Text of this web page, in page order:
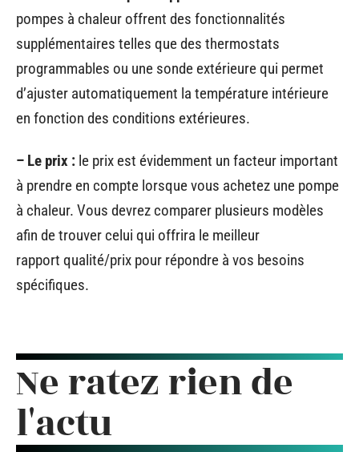
pompes à chaleur offrent des fonctionnalités
supplémentaires telles que des thermostats
programmables ou une sonde extérieure qui permet
d’ajuster automatiquement la température intérieure
en fonction des conditions extérieures.
– Le prix : le prix est évidemment un facteur important
à prendre en compte lorsque vous achetez une pompe
à chaleur. Vous devrez comparer plusieurs modèles
afin de trouver celui qui offrira le meilleur
rapport qualité/prix pour répondre à vos besoins
spécifiques.
Ne ratez rien de
l'actu